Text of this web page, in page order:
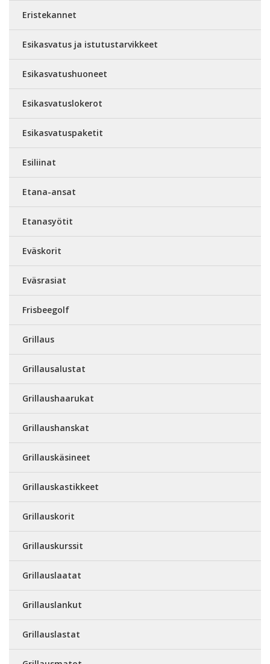
Eristekannet
Esikasvatus ja istutustarvikkeet
Esikasvatushuoneet
Esikasvatuslokerot
Esikasvatuspaketit
Esiliinat
Etana-ansat
Etanasyötit
Eväskorit
Eväsrasiat
Frisbeegolf
Grillaus
Grillausalustat
Grillaushaarukat
Grillaushanskat
Grillauskäsineet
Grillauskastikkeet
Grillauskorit
Grillauskurssit
Grillauslaatat
Grillauslankut
Grillauslastat